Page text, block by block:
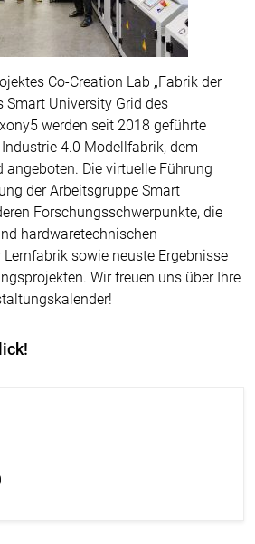
Co-Creation Lab „Fabrik der
Smart University Grid des
werden seit 2018 geführte
4.0 Modellfabrik, dem
angeboten. Die virtuelle Führung
der Arbeitsgruppe Smart
Forschungsschwerpunkte, die
hardwaretechnischen
sowie neuste Ergebnisse
Wir freuen uns über Ihre